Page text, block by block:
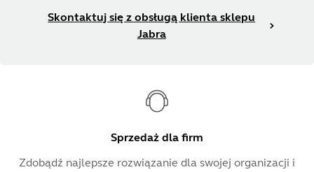
Skontaktuj się z obsługą klienta sklepu
Jabra
Sprzedaż dla firm
Zdobądź najlepsze rozwiązanie dla swojej organizacji i